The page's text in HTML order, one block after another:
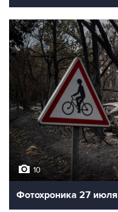
10
Фотохроника 27 июля